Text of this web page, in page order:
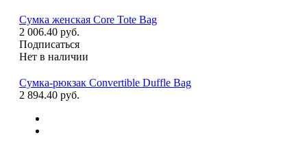
Сумка женская Core Tote Bag
2 006.40 руб.
Подписаться
Нет в наличии
Сумка-рюкзак Convertible Duffle Bag
2 894.40 руб.